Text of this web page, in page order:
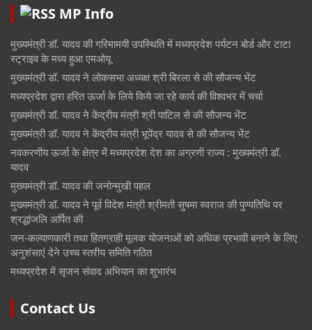
MP Info
मुख्यमंत्री डॉ. यादव की गरिमामयी उपस्थिति में मध्यप्रदेश पर्यटन बोर्ड और टाटा
स्ट्राइव के मध्य हुआ एमओयू
मुख्यमंत्री डॉ. यादव ने लोकसभा अध्यक्ष श्री बिरला से की सौजन्य भेंट
मध्यप्रदेश द्वारा हरित ऊर्जा के लिये किये जा रहे कार्य की विश्वभर में चर्चा
मुख्यमंत्री डॉ. यादव ने केंद्रीय मंत्री श्री पाटिल से की सौजन्य भेंट
मुख्यमंत्री डॉ. यादव ने केंद्रीय मंत्री भूपेंद्र यादव से की सौजन्य भेंट
नवकरणीय ऊर्जा के क्षेत्र में मध्यप्रदेश देश का अग्रणी राज्य : मुख्यमंत्री डॉ.
यादव
मुख्यमंत्री डॉ. यादव की जनोन्मुखी पहल
मुख्यमंत्री डॉ. यादव ने पूर्व विदेश मंत्री श्रीमती सुषमा स्वराज की पुण्यतिथि पर
श्रद्धांजलि अर्पित की
जन-कल्याणकारी तथा हितग्राही मूलक योजनाओं को अधिक प्रभावी बनाने के लिए
अनुशंसाएं देने उच्च स्तरीय समिति गठित
मध्यप्रदेश में सृजन संवाद अभियान का शुभारंभ
Contact Us